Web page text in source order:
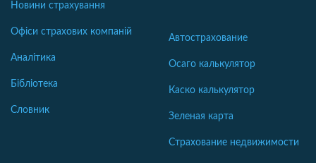
Новини страхування
Офіси страхових компаній
Аналітика
Бібліотека
Словник
Автострахование
Осаго калькулятор
Каско калькулятор
Зеленая карта
Страхование недвижимости